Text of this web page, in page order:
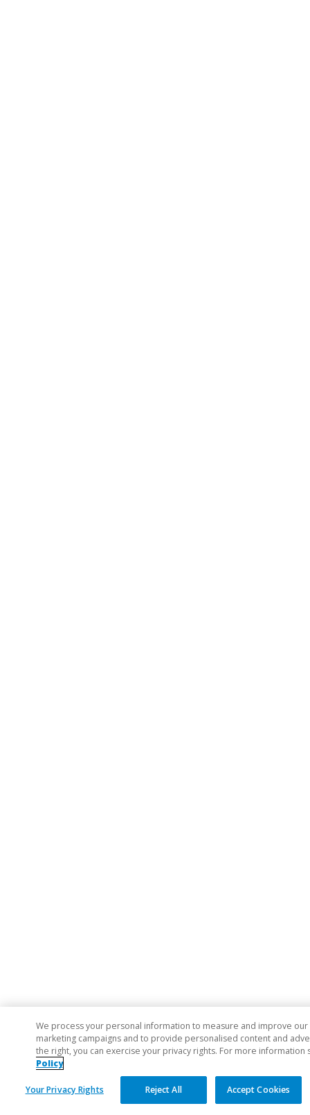
We process your personal information to measure and improve our
marketing campaigns and to provide personalised content and
the right, you can exercise your privacy rights. For more information
Policy
Your Privacy Rights Reject All Accept Cookies